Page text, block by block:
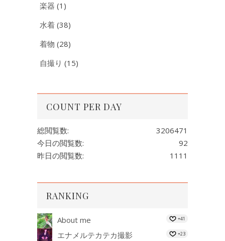
楽器 (1)
水着 (38)
着物 (28)
自撮り (15)
COUNT PER DAY
3206471
総閲覧数:
92
今日の閲覧数:
1111
昨日の閲覧数:
RANKING
About me +41
エナメルテカテカ撮影 +23